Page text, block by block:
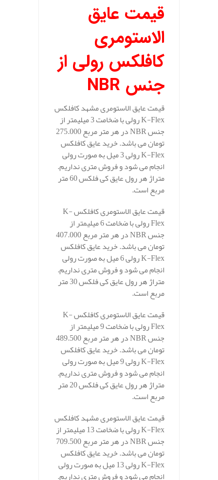
قیمت عایق
الاستومری
کافلکس رولی از
جنس NBR
قیمت عایق الاستومری مشهد کافلکس
K-Flex رولی با ضخامت 3 میلیمتر از
جنس NBR در هر متر مربع 275.000
تومان می باشد. خرید عایق کافلکس
K-Flex رولی 3 میل به صورت رولی
انجام می شود و فروش متری نداریم.
متراژ هر رول عایق کی فلکس 60 متر
مربع است.
قیمت عایق الاستومری کافلکس K-
Flex رولی با ضخامت 6 میلیمتر از
جنس NBR در هر متر مربع 407.000
تومان می باشد. خرید عایق کافلکس
K-Flex رولی 6 میل به صورت رولی
انجام می شود و فروش متری نداریم.
متراژ هر رول عایق کی فلکس 30 متر
مربع است.
قیمت عایق الاستومری کافلکس K-
Flex رولی با ضخامت 9 میلیمتر از
جنس NBR در هر متر مربع 489.500
تومان می باشد. خرید عایق کافلکس
K-Flex رولی 9 میل به صورت رولی
انجام می شود و فروش متری نداریم.
متراژ هر رول عایق کی فلکس 20 متر
مربع است.
قیمت عایق الاستومری مشهد کافلکس
K-Flex رولی با ضخامت 13 میلیمتر از
جنس NBR در هر متر مربع 709.500
تومان می باشد. خرید عایق کافلکس
K-Flex رولی 13 میل به صورت رولی
انجام می شود و فروش متری نداریم.